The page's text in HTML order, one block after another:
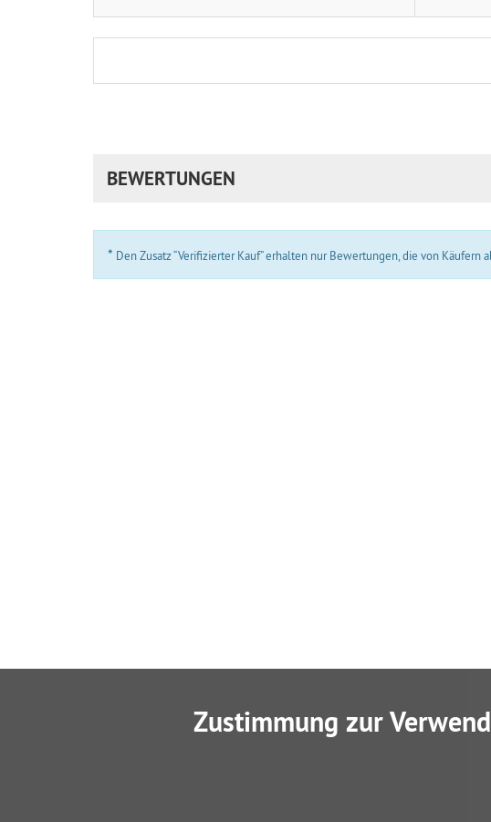
BEWERTUNGEN
* Den Zusatz “Verifizierter Kauf” erhalten nur Bewertungen, die von
Zustimmung zur